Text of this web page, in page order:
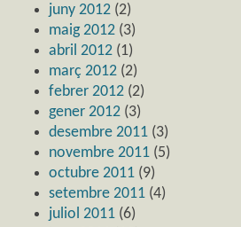
juny 2012 (2)
maig 2012 (3)
abril 2012 (1)
març 2012 (2)
febrer 2012 (2)
gener 2012 (3)
desembre 2011 (3)
novembre 2011 (5)
octubre 2011 (9)
setembre 2011 (4)
juliol 2011 (6)